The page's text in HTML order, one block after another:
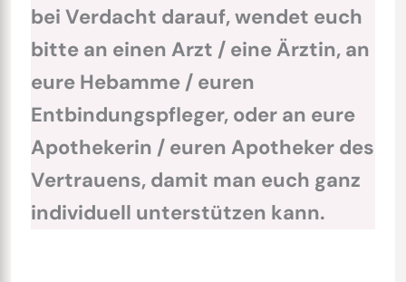
bei Verdacht darauf, wendet euch
bitte an einen Arzt / eine Ärztin, an
eure Hebamme / euren
Entbindungspfleger, oder an eure
Apothekerin / euren Apotheker des
Vertrauens, damit man euch ganz
individuell unterstützen kann.